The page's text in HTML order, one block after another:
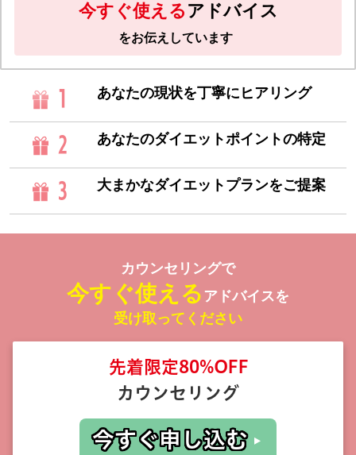
今すぐ使える アドバイス
をお伝えしています
1 あなたの現状を丁寧にヒアリング
2 あなたのダイエットポイントの特定
3 大まかなダイエットプランをご提案
カウンセリングで
今すぐ使える アドバイスを
受け取ってください
先着限定80%OFF
カウンセリング
今すぐ申し込む